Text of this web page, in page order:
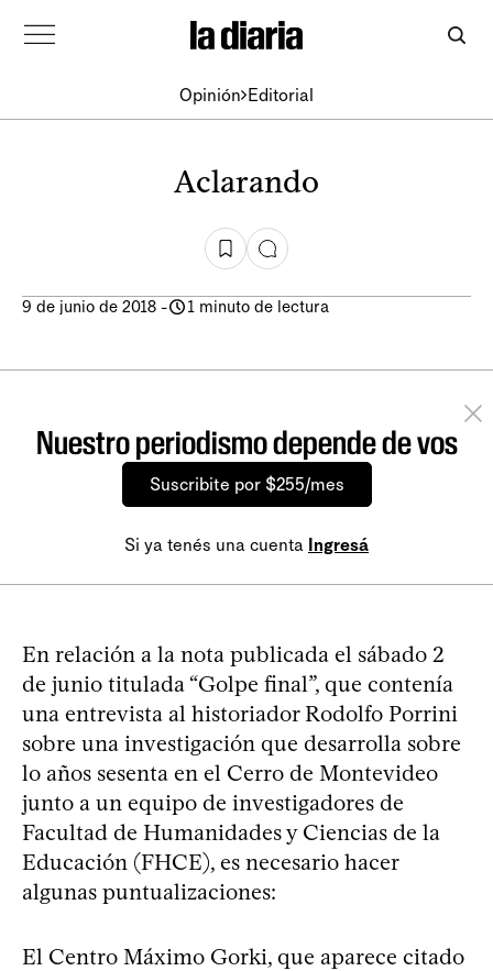
Opinión Editorial
Aclarando
9 de junio de 2018 - 1 minuto de lectura
Nuestro periodismo depende de vos
Suscribite por $255/mes
Si ya tenés una cuenta Ingresá
En relación a la nota publicada el sábado 2
de junio titulada “Golpe final”, que contenía
una entrevista al historiador Rodolfo Porrini
sobre una investigación que desarrolla sobre
lo años sesenta en el Cerro de Montevideo
junto a un equipo de investigadores de
Facultad de Humanidades y Ciencias de la
Educación (FHCE), es necesario hacer
algunas puntualizaciones:
El Centro Máximo Gorki, que aparece citado